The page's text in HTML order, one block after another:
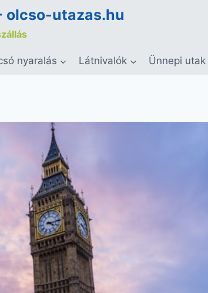
olcso-utazas.hu
nyaralás Látnivalók Ünnepi utak